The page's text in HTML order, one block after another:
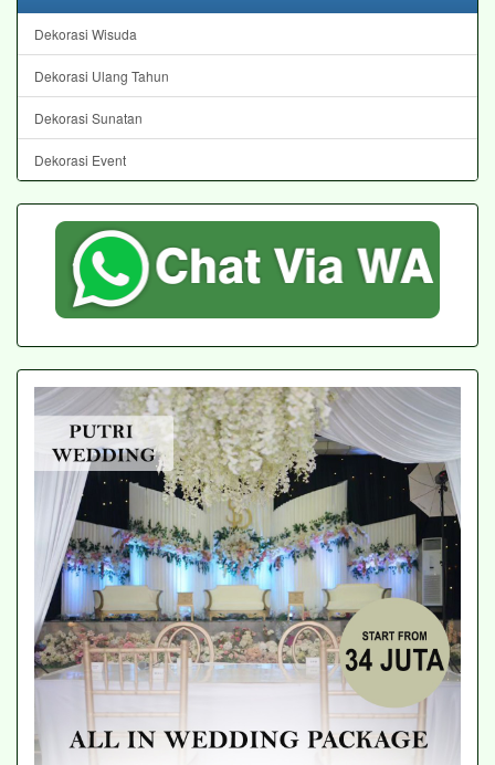
Dekorasi Wisuda
Dekorasi Ulang Tahun
Dekorasi Sunatan
Dekorasi Event